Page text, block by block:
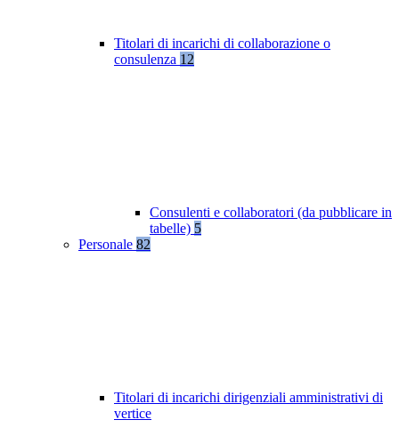
Titolari di incarichi di collaborazione o
consulenza 12
Consulenti e collaboratori (da pubblicare in
tabelle) 5
Personale 82
Titolari di incarichi dirigenziali amministrativi di
vertice